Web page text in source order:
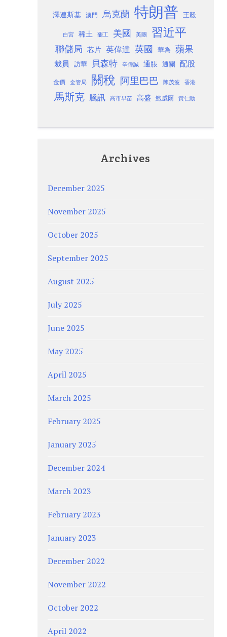
澤連斯基 澳門 烏克蘭 特朗普 王毅
白宮 稀土 罷工 美國 美團 習近平
聯儲局 芯片 英偉達 英國 華為 蘋果
裁員 訪華 貝森特 辛偉誠 通脹 通關 配股
金價 金管局 關稅 阿里巴巴 陳茂波 香港
馬斯克 騰訊 高市早苗 高盛 鮑威爾 黃仁勳
Archives
December 2025
November 2025
October 2025
September 2025
August 2025
July 2025
June 2025
May 2025
April 2025
March 2025
February 2025
January 2025
December 2024
March 2023
February 2023
January 2023
December 2022
November 2022
October 2022
April 2022